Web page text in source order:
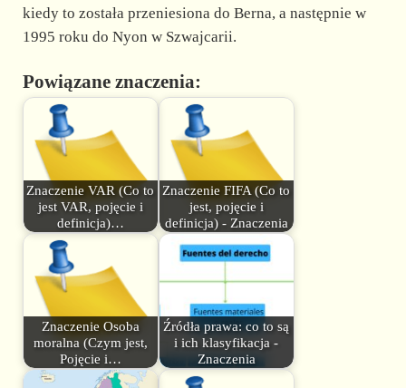
kiedy to została przeniesiona do Berna, a następnie w
1995 roku do Nyon w Szwajcarii.
Powiązane znaczenia:
Znaczenie VAR (Co to
jest VAR, pojęcie i
definicja)…
Znaczenie FIFA (Co to
jest, pojęcie i
definicja) - Znaczenia
Znaczenie Osoba
moralna (Czym jest,
Pojęcie i…
Źródła prawa: co to są
i ich klasyfikacja -
Znaczenia